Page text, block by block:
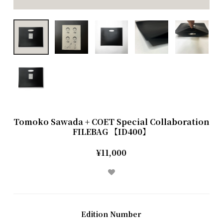
Tomoko Sawada + COET Special Collaboration
FILEBAG 【ID400】
¥11,000
Edition Number